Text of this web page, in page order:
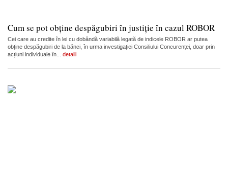
Cum se pot obține despăgubiri în justiție în cazul ROBOR
Cei care au credite în lei cu dobândă variabilă legată de indicele ROBOR ar putea
obține despăgubiri de la bănci, în urma investigației Consiliului Concurenței, doar prin
acțiuni individuale în... detalii